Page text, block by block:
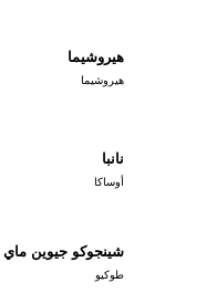
هيروشيما
هيروشيما
نانبا
أوساكا
شينجوكو جيوين ماي
طوكيو